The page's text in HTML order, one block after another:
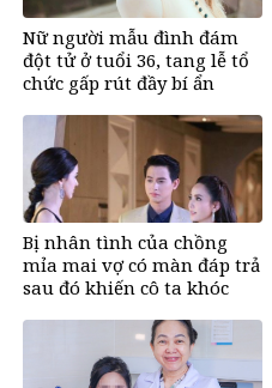
Nữ người mẫu đình đám
đột tử ở tuổi 36, tang lễ tổ
chức gấp rút đầy bí ẩn
Bị nhân tình của chồng
mỉa mai vợ có màn đáp trả
sau đó khiến cô ta khóc